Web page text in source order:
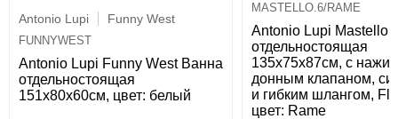
Antonio Lupi Funny West
FUNNYWEST
Antonio Lupi Funny West Ванна
отдельностоящая
151х80х60см, цвет: белый
MASTELLO.6/RAME
Antonio Lupi Mastello
отдельностоящая
135х75х87см, с
донным клапаном,
и гибким шлангом,
цвет: Rame